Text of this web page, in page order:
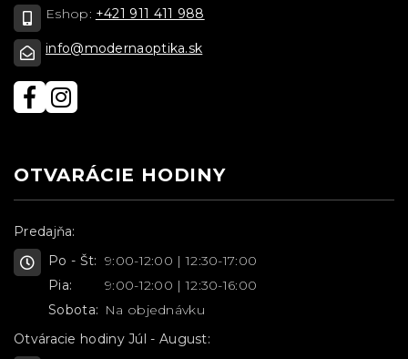
Eshop: +421 911 411 988
info@modernaoptika.sk
OTVARÁCIE HODINY
Predajňa:
Po - Št: 9:00-12:00 | 12:30-17:00
Pia:
9:00-12:00 | 12:30-16:00
Sobota: Na objednávku
Otváracie hodiny Júl - August: